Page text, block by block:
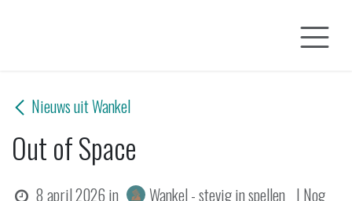
Nieuws uit Wankel
Out of Space
8 april 2026 in Wankel - stevig in spellen | Nog